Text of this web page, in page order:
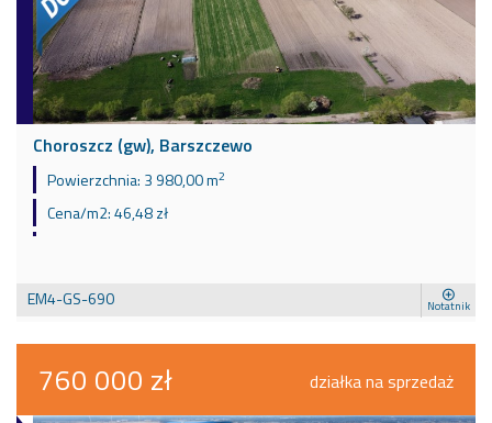
Choroszcz (gw), Barszczewo
Powierzchnia: 3 980,00 m2
Cena/m2:46,48 zł
EM4-GS-690 Notatnik
760 000 zł działka na sprzedaż